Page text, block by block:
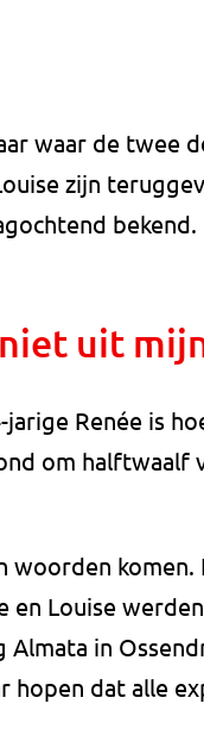
waar de twee
zijn
uit
jarige Renée is
om halftwaalf
woorden
en Louise
Almata in
hopen dat alle